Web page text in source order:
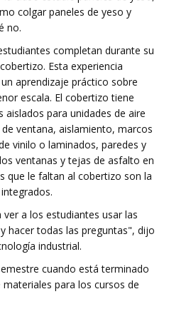
colgar paneles de yeso y
no.
completan durante su
Esta experiencia
aprendizaje práctico sobre
escala. El cobertizo tiene
aislados para unidades de aire
ventana, aislamiento, marcos
vinilo o laminados, paredes y
ventanas y tejas de asfalto en
que le faltan al cobertizo son la
a los estudiantes usar las
hacer todas las preguntas", dijo
industrial.
cuando está terminado
para los cursos de